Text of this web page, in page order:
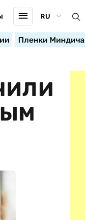
RU
Пленки Миндича